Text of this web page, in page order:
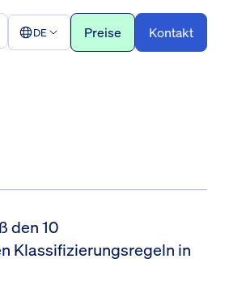
DE Preise Kontakt
den 10
Klassifizierungsregeln in